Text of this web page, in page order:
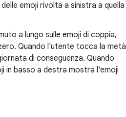
emoji rivolta a sinistra a quella
a lungo sulle emoji di coppia,
Quando l'utente tocca la metà
di conseguenza. Quando
in basso a destra mostra l'emoji